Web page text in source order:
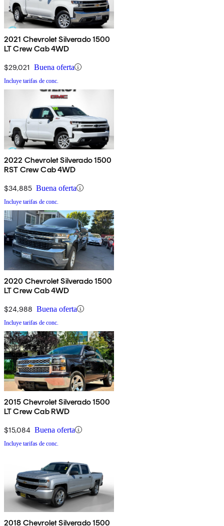
2021 Chevrolet Silverado 1500
LT Crew Cab 4WD
$29,021 Buena oferta
Incluye tarifas de conc.
2022 Chevrolet Silverado 1500
RST Crew Cab 4WD
$34,885 Buena oferta
Incluye tarifas de conc.
2020 Chevrolet Silverado 1500
LT Crew Cab 4WD
$24,988 Buena oferta
Incluye tarifas de conc.
2015 Chevrolet Silverado 1500
LT Crew Cab RWD
$15,084 Buena oferta
Incluye tarifas de conc.
2018 Chevrolet Silverado 1500